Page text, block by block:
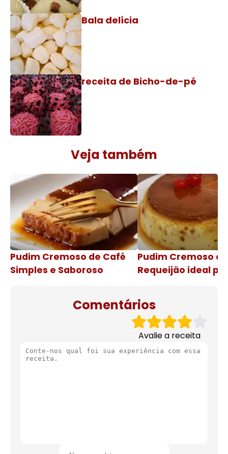
Bala delícia
receita de Bicho-de-pé
Veja também
Pudim Cremoso de Café
Simples e Saboroso
Pudim Cremoso
Requeijão ideal
Comentários
Avalie a receita